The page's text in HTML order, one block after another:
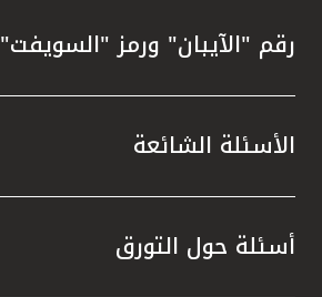
رقم "الآيبان" ورمز "السويفت"
الأسئلة الشائعة
أسئلة حول التورق